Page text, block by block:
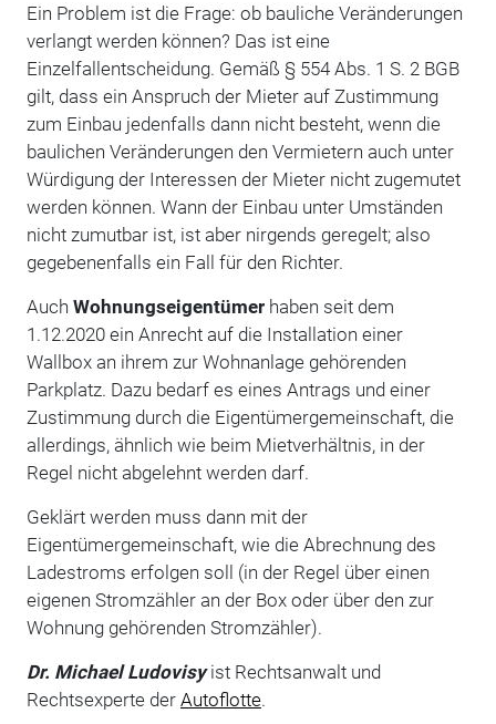
Ein Problem ist die Frage: ob bauliche Veränderungen
verlangt werden können? Das ist eine
Einzelfallentscheidung. Gemäß § 554 Abs. 1 S. 2 BGB
gilt, dass ein Anspruch der Mieter auf Zustimmung
zum Einbau jedenfalls dann nicht besteht, wenn die
baulichen Veränderungen den Vermietern auch unter
Würdigung der Interessen der Mieter nicht zugemutet
werden können. Wann der Einbau unter Umständen
nicht zumutbar ist, ist aber nirgends geregelt; also
gegebenenfalls ein Fall für den Richter.
Auch Wohnungseigentümerhaben seit dem
1.12.2020 ein Anrecht auf die Installation einer
Wallbox an ihrem zur Wohnanlage gehörenden
Parkplatz. Dazu bedarf es eines Antrags und einer
Zustimmung durch die Eigentümergemeinschaft, die
allerdings, ähnlich wie beim Mietverhältnis, in der
Regel nicht abgelehnt werden darf.
Geklärt werden muss dann mit der
Eigentümergemeinschaft, wie die Abrechnung des
Ladestroms erfolgen soll (in der Regel über einen
eigenen Stromzähler an der Box oder über den zur
Wohnung gehörenden Stromzähler).
Dr. Michael Ludovisyist Rechtsanwalt und
Rechtsexperte der Autoflotte.